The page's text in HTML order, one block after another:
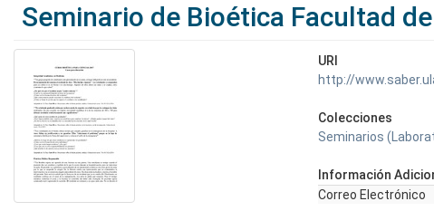
Seminario de Bioética Facultad
URI
http://
Colecciones
Seminarios
Información
Correo Electrónico